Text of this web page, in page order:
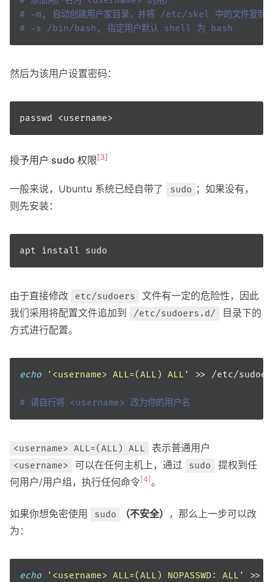
# -m, 自动创建用户家目录，并将 /etc/skel 中的文件复制到
# -s /bin/bash, 指定用户默认 shell 为 bash
然后为该用户设置密码：
授予用户 sudo 权限[3]
一般来说，Ubuntu 系统已经自带了 sudo ；如果没有，
则先安装：
由于直接修改 etc/sudoers
文件有一定的危险性，因此
我们采用将配置文件追加到
/etc/sudoers.d/
目录下的
方式进行配置。
echo '<username> ALL=(ALL) ALL'
# 请自行将 <username> 改为你的用户名
<username> ALL=(ALL) ALL 表示普通用户
<username> 可以在任何主机上，通过 sudo
提权到任
何用户/用户组，执行任何命令[4]。
如果你想免密使用 sudo （不安全） ，那么上一步可以改
为：
echo '<username> ALL=(ALL) NOPASSWD: ALL'